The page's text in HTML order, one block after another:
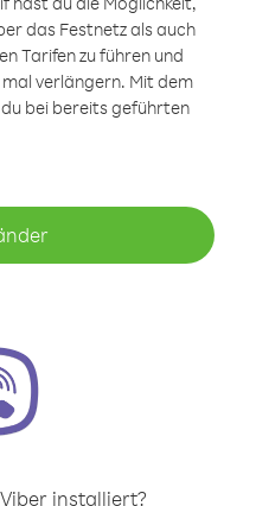
das Festnetz als auch
Tarifen zu führen und
verlängern. Mit dem
bei bereits geführten
installiert?